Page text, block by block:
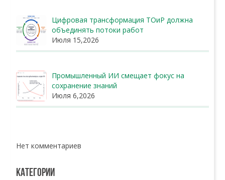
Цифровая трансформация ТОиР должна
объединять потоки работ
Июля 15,2026
Промышленный ИИ смещает фокус на
сохранение знаний
Июля 6,2026
Нет комментариев
КАТЕГОРИИ